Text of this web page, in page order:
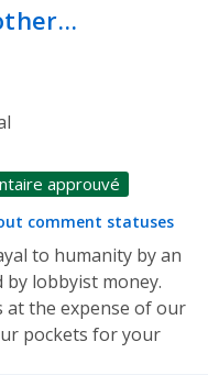
approuvé
comment statuses
to humanity by an
by lobbyist money.
at the expense of our
pockets for your